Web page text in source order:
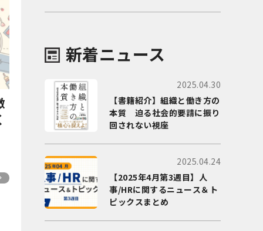
新着ニュース
2025.04.30
【書籍紹介】組織と働き方の
本質 迫る社会的要請に振り
回されない視座
2025.04.24
【2025年4月第3週目】人
事/HRに関するニュース＆ト
ピックスまとめ